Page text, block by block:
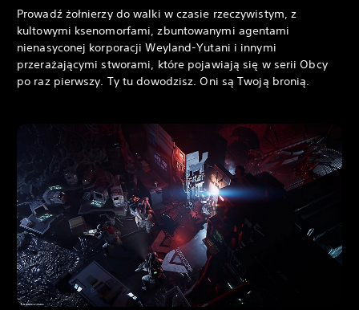
Prowadź żołnierzy do walki w czasie rzeczywistym, z
kultowymi ksenomorfami, zbuntowanymi agentami
nienasyconej korporacji Weyland-Yutani i innymi
przerażającymi stworami, które pojawiają się w serii Obcy
po raz pierwszy. Ty tu dowodzisz. Oni są Twoją bronią.